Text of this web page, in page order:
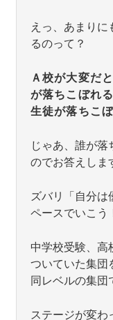
えっ、あまりに
るのって？
Ａ校が大変だ
が落ちこぼれ
生徒が落ちこ
じゃあ、誰が落
のでお答えしま
ズバリ「自分は
ペースでいこう
中学校受験、高
ついていた集団
同レベルの集団
ステージが変わ